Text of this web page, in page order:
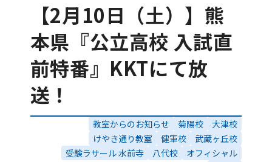
【2月10日（土）】熊
本県『公立高校 入試直
前特番』KKTにて放
送！
教室からのお知らせ 菊陽校
大津校
けやき通り教室
健軍校
武蔵ヶ丘校
受験ラサール 水前寺
八代校
オフィシャル